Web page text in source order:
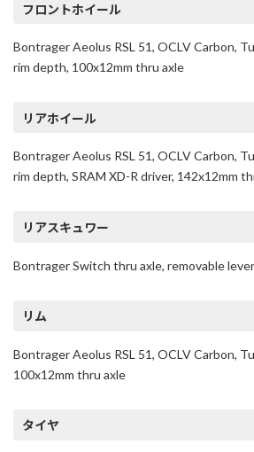
フロントホイール
Bontrager Aeolus RSL 51, OCLV Carbon,
rim depth, 100x12mm thru axle
リアホイール
Bontrager Aeolus RSL 51, OCLV Carbon,
rim depth, SRAM XD-R driver, 142x12mm
リアスキュワー
Bontrager Switch thru axle, removable lever
リム
Bontrager Aeolus RSL 51, OCLV Carbon,
100x12mm thru axle
タイヤ